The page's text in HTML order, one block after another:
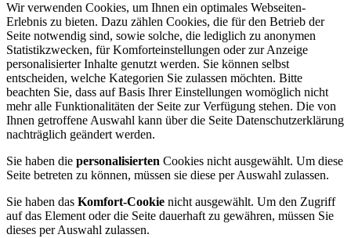
Wir verwenden Cookies, um Ihnen ein optimales Webseiten-
Erlebnis zu bieten. Dazu zählen Cookies, die für den Betrieb der
Seite notwendig sind, sowie solche, die lediglich zu anonymen
Statistikzwecken, für Komforteinstellungen oder zur Anzeige
personalisierter Inhalte genutzt werden. Sie können selbst
entscheiden, welche Kategorien Sie zulassen möchten. Bitte
beachten Sie, dass auf Basis Ihrer Einstellungen womöglich nicht
mehr alle Funktionalitäten der Seite zur Verfügung stehen. Die von
Ihnen getroffene Auswahl kann über die Seite Datenschutzerklärung
nachträglich geändert werden.
Sie haben die personalisierten Cookies nicht ausgewählt. Um diese
Seite betreten zu können, müssen sie diese per Auswahl zulassen.
Sie haben das Komfort-Cookie nicht ausgewählt. Um den Zugriff
auf das Element oder die Seite dauerhaft zu gewähren, müssen Sie
dieses per Auswahl zulassen.